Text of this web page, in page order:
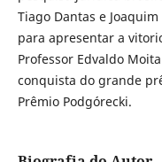
Tiago Dantas e
para apresentar a
Professor Edvaldo
conquista do grande
Prêmio Podgórecki.